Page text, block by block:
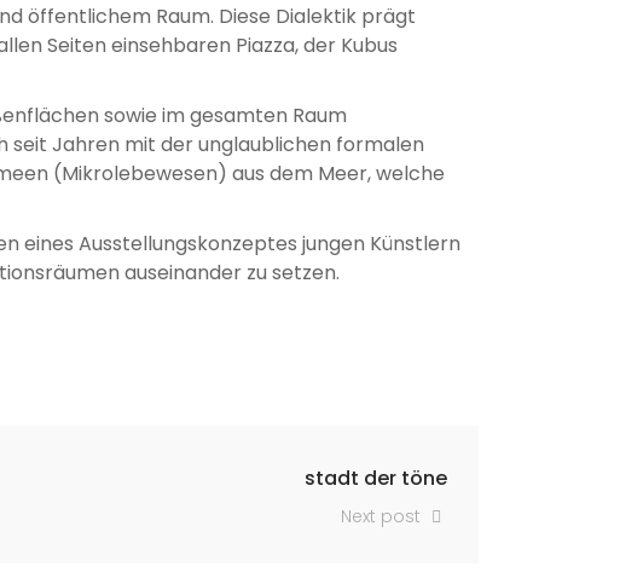
öffentlichem Raum. Diese Dialektik prägt
Seiten einsehbaren Piazza, der Kubus
sowie im gesamten Raum
Jahren mit der unglaublichen formalen
(Mikrolebewesen) aus dem Meer, welche
eines Ausstellungskonzeptes jungen Künstlern
auseinander zu setzen.
stadt der töne
Next post